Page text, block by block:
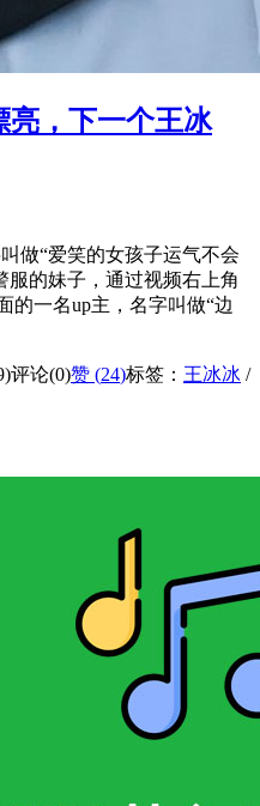
亮，下一个王冰
做“爱笑的女孩子运气不会
服的妹子，通过视频右上角
的一名up主，名字叫做“边
评论(0)赞 (24)标签： 王冰冰 /